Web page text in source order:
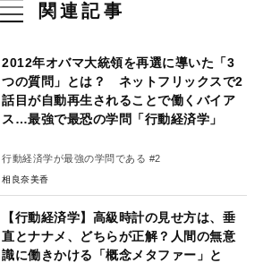
関連記事
2012年オバマ大統領を再選に導いた「3
つの質問」とは？ ネットフリックスで2
話目が自動再生されることで働くバイア
ス…最強で最恐の学問「行動経済学」
行動経済学が最強の学問である #2
相良奈美香
【行動経済学】高級時計の見せ方は、垂
直とナナメ、どちらが正解？人間の無意
識に働きかける「概念メタファー」と